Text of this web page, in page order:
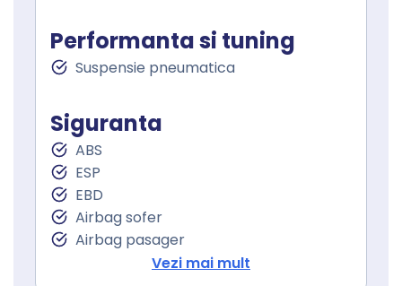
Geamuri spate electrice
Oglinzi exterioare rabatabile electric
Controlul distantei
Asistenta la franare
Asistent staionare in rampa
Lumini de zi
Lumini de zi LED
Stopuri LED
Sistem Start Stop
Senzori presiune roti
Frana parcare electrica
Servodirecţie
Performanta si tuning
Suspensie pneumatica
Siguranta
ABS
ESP
EBD
Airbag sofer
Airbag pasager
Isofix (puncte de prindere a scaunului
Vezi mai mult